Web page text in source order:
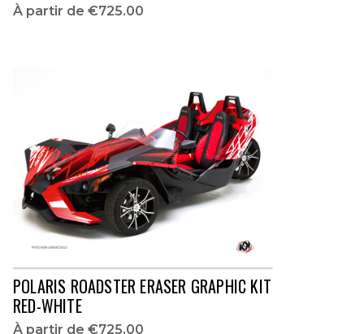
À partir de €725.00
POLARIS ROADSTER ERASER GRAPHIC KIT
RED-WHITE
À partir de €725.00